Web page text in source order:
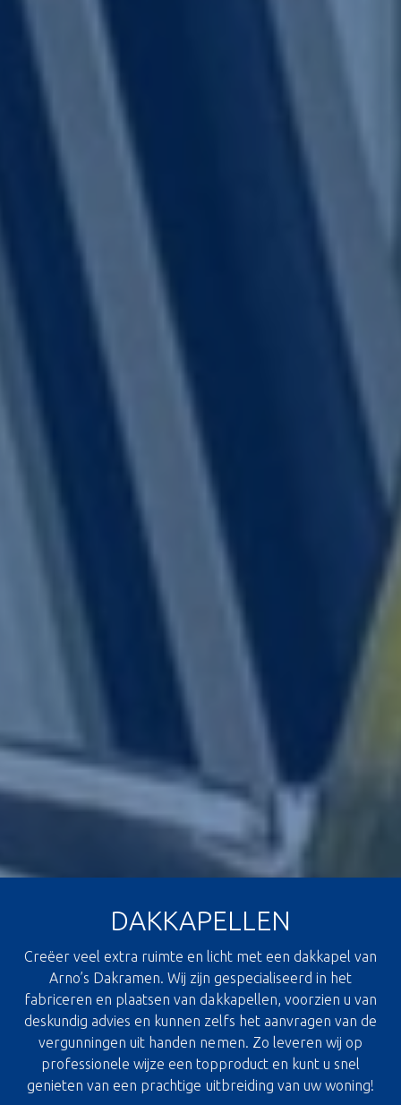
DAKKAPELLEN
Creëer veel extra ruimte en licht met een dakkapel van
Arno’s Dakramen. Wij zijn gespecialiseerd in het
fabriceren en plaatsen van dakkapellen, voorzien u van
deskundig advies en kunnen zelfs het aanvragen van de
vergunningen uit handen nemen. Zo leveren wij op
professionele wijze een topproduct en kunt u snel
genieten van een prachtige uitbreiding van uw woning!